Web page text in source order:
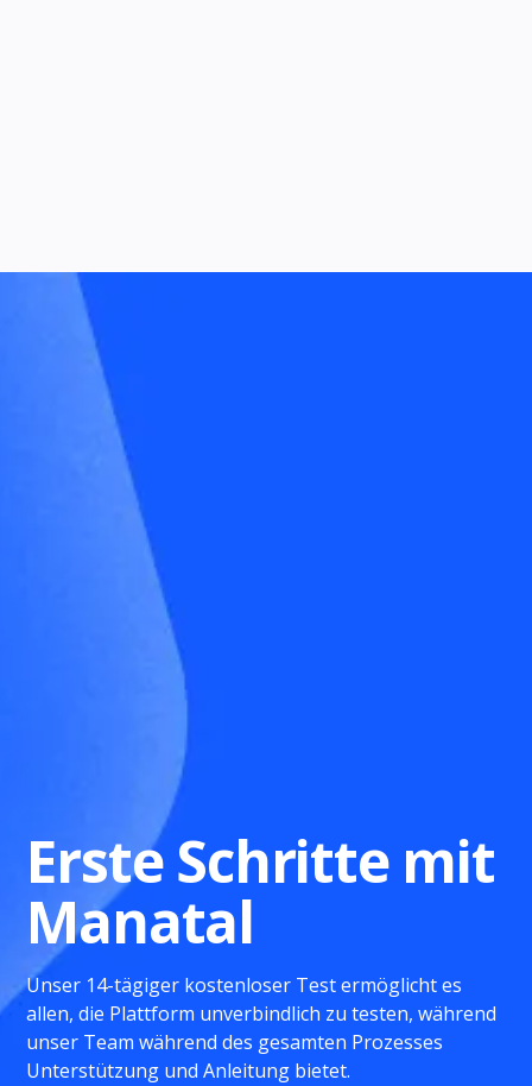
Erste Schritte mit
Manatal
Unser 14-tägiger kostenloser Test ermöglicht es
allen, die Plattform unverbindlich zu testen, während
unser Team während des gesamten Prozesses
Unterstützung und Anleitung bietet.